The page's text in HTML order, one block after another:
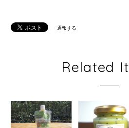
通報する
Related